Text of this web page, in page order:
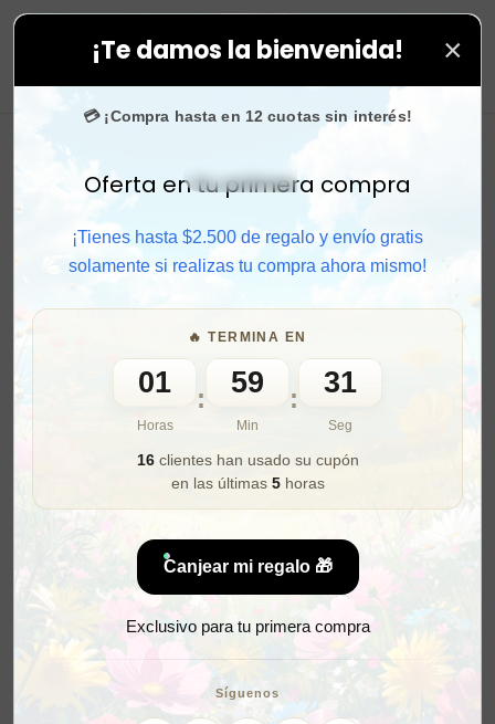
¡Te damos la bienvenida! ×
💳 ¡Compra hasta en 12 cuotas sin interés!
Activar sonido
Oferta en tu primera compra
¡Tienes hasta $2.500 de regalo y envío gratis
solamente si realizas tu compra ahora mismo!
🔥 TERMINA EN
01
Horas
: 59
Min
: 29
Seg
16clientes han usado su cupón
en las últimas 5horas
Canjear mi regalo 🎁
Exclusivo para tu primera compra
Síguenos
confían en nosotros.